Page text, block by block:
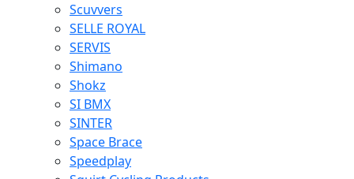
Scuvvers
SELLE ROYAL
SERVIS
Shimano
Shokz
SI BMX
SINTER
Space Brace
Speedplay